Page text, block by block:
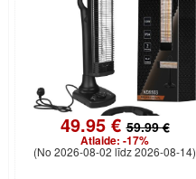
49.95 €59.99 €
Atlaide: -17%
(No 2026-08-02 līdz 2026-08-14)